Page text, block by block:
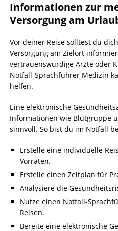
Informationen zur
Versorgung am
Vor deiner Reise solltest du
Versorgung am Zielort
vertrauenswürdige Ärzte oder
Notfall-Sprachführer Medizin
helfen.
Eine elektronische
Informationen wie Blutgruppe
sinnvoll. So bist du im Notfall
Erstelle eine individuelle
Vorräten.
Erstelle einen Zeitplan für
Analysiere die
Nutze einen Notfall-
Reisen.
Bereite eine elektronische